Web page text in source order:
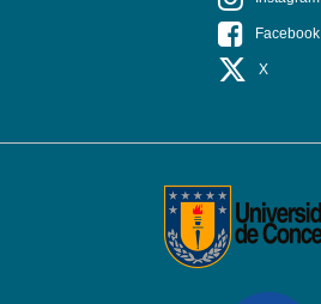
Facebook
X